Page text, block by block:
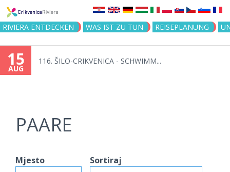
Jump to navigation
RIVIERA ENTDECKEN WAS IST ZU TUN REISEPLANUNG
15
AUG
116. ŠILO-CRIKVENICA - SCHWIMM...
PAARE
Mjesto Sortiraj